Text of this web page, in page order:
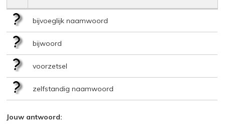
bijvoeglijk naamwoord
bijwoord
voorzetsel
zelfstandig naamwoord
Jouw antwoord: